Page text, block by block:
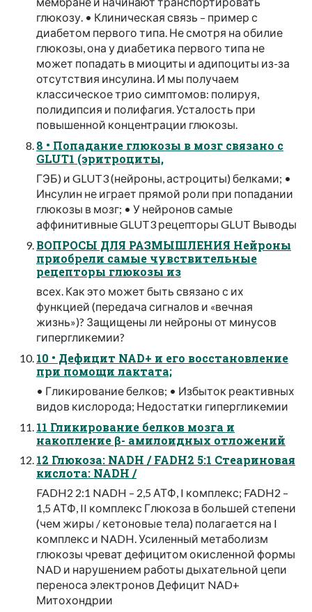
глюкозу. • Клиническая связь – пример с
диабетом первого типа. Не смотря на обилие
глюкозы, она у диабетика первого типа не
может попадать в миоциты и адипоциты из-за
отсутствия инсулина. И мы получаем
классическое трио симптомов: полируя,
полидипсия и полифагия. Усталость при
повышенной концентрации глюкозы.
8 • Попадание глюкозы в мозг связано с
GLUT1 (эритроциты,
ГЭБ) и GLUT3 (нейроны, астроциты) белками; •
Инсулин не играет прямой роли при попадании
глюкозы в мозг; • У нейронов самые
аффинитивные GLUT3 рецепторы GLUT Выводы
ВОПРОСЫ ДЛЯ РАЗМЫШЛЕНИЯ Нейроны
приобрели самые чувствительные
рецепторы глюкозы из
всех. Как это может быть связано с их
функцией (передача сигналов и «вечная
жизнь»)? Защищены ли нейроны от минусов
гипергликемии?
10 • Дефицит NAD+ и его восстановление
при помощи лактата;
• Гликирование белков; • Избыток реактивных
видов кислорода; Недостатки гипергликемии
11 Гликирование белков мозга и
накопление β- амилоидных отложений
12 Глюкоза: NADH / FADH2 5:1 Стеариновая
кислота: NADH /
FADH2 2:1 NADH – 2,5 АТФ, I комплекс; FADH2 –
1,5 АТФ, II комплекс Глюкоза в большей степени
(чем жиры / кетоновые тела) полагается на I
комплекс и NADH. Усиленный метаболизм
глюкозы чреват дефицитом окисленной формы
NAD и нарушением работы дыхательной цепи
переноса электронов Дефицит NAD+
Митохондрии